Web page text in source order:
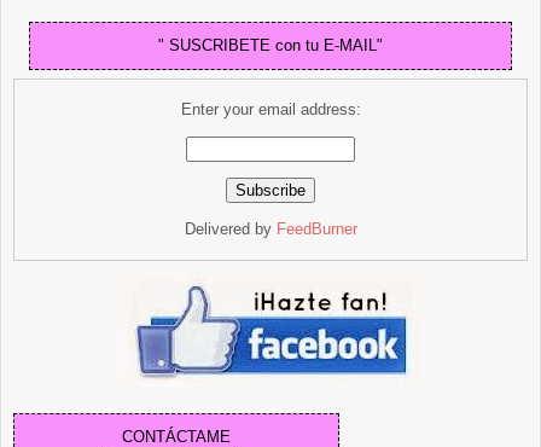
" SUSCRIBETE con tu E-MAIL"
Enter your email address:
Delivered by FeedBurner
CONTÁCTAME